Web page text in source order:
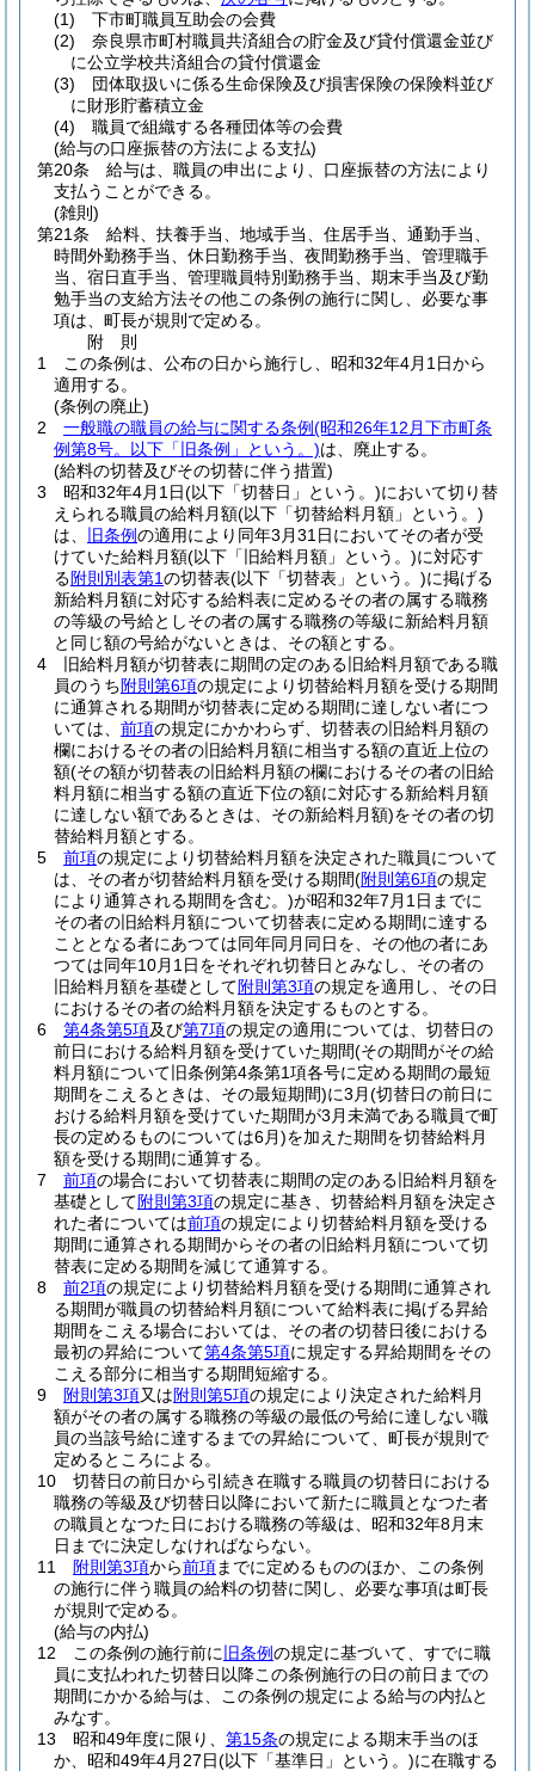
(1)
下市町職員互助会の会費
(2)
奈良県市町村職員共済組合の貯金及び貸付償還金並び
に公立学校共済組合の貸付償還金
(3)
団体取扱いに係る生命保険及び損害保険の保険料並び
に財形貯蓄積立金
(4)
職員で組織する各種団体等の会費
(給与の口座振替の方法による支払)
第20条
給与は、職員の申出により、口座振替の方法により
支払うことができる。
(雑則)
第21条
給料、扶養手当、地域手当、住居手当、通勤手当、
時間外勤務手当、休日勤務手当、夜間勤務手当、管理職手
当、宿日直手当、管理職員特別勤務手当、期末手当及び勤
勉手当の支給方法その他この条例の施行に関し、必要な事
項は、町長が規則で定める。
附 則
1
この条例は、公布の日から施行し、昭和32年4月1日から
適用する。
(条例の廃止)
2
一般職の職員の給与に関する条例(昭和26年12月下市町条
例第8号。以下「旧条例」という。)は、廃止する。
(給料の切替及びその切替に伴う措置)
3
昭和32年4月1日(以下「切替日」という。)において切り替
えられる職員の給料月額(以下「切替給料月額」という。)
は、
旧条例の適用により同年3月31日においてその者が受
けていた給料月額(以下「旧給料月額」という。)に対応す
る附則別表第1の切替表(以下「切替表」という。)に掲げる
新給料月額に対応する給料表に定めるその者の属する職務
の等級の号給としその者の属する職務の等級に新給料月額
と同じ額の号給がないときは、その額とする。
4
旧給料月額が切替表に期間の定のある旧給料月額である職
員のうち附則第6項の規定により切替給料月額を受ける期間
に通算される期間が切替表に定める期間に達しない者につ
いては、 前項の規定にかかわらず、切替表の旧給料月額の
欄におけるその者の旧給料月額に相当する額の直近上位の
額(その額が切替表の旧給料月額の欄におけるその者の旧給
料月額に相当する額の直近下位の額に対応する新給料月額
に達しない額であるときは、その新給料月額)をその者の切
替給料月額とする。
5
前項の規定により切替給料月額を決定された職員について
は、その者が切替給料月額を受ける期間(附則第6項の規定
により通算される期間を含む。)が昭和32年7月1日までに
その者の旧給料月額について切替表に定める期間に達する
こととなる者にあつては同年同月同日を、その他の者にあ
つては同年10月1日をそれぞれ切替日とみなし、その者の
旧給料月額を基礎として附則第3項の規定を適用し、その日
におけるその者の給料月額を決定するものとする。
6
第4条第5項及び第7項の規定の適用については、切替日の
前日における給料月額を受けていた期間(その期間がその給
料月額について旧条例第4条第1項各号に定める期間の最短
期間をこえるときは、その最短期間)に3月(切替日の前日に
おける給料月額を受けていた期間が3月未満である職員で町
長の定めるものについては6月)を加えた期間を切替給料月
額を受ける期間に通算する。
7
前項の場合において切替表に期間の定のある旧給料月額を
基礎として附則第3項の規定に基き、切替給料月額を決定さ
れた者については前項の規定により切替給料月額を受ける
期間に通算される期間からその者の旧給料月額について切
替表に定める期間を減じて通算する。
8
前2項の規定により切替給料月額を受ける期間に通算され
る期間が職員の切替給料月額について給料表に掲げる昇給
期間をこえる場合においては、その者の切替日後における
最初の昇給について第4条第5項に規定する昇給期間をその
こえる部分に相当する期間短縮する。
9
附則第3項又は附則第5項の規定により決定された給料月
額がその者の属する職務の等級の最低の号給に達しない職
員の当該号給に達するまでの昇給について、町長が規則で
定めるところによる。
10
切替日の前日から引続き在職する職員の切替日における
職務の等級及び切替日以降において新たに職員となつた者
の職員となつた日における職務の等級は、昭和32年8月末
日までに決定しなければならない。
11
附則第3項から前項までに定めるもののほか、この条例
の施行に伴う職員の給料の切替に関し、必要な事項は町長
が規則で定める。
(給与の内払)
12
この条例の施行前に 旧条例の規定に基づいて、すでに職
員に支払われた切替日以降この条例施行の日の前日までの
期間にかかる給与は、この条例の規定による給与の内払と
みなす。
13
昭和49年度に限り、 第15条の規定による期末手当のほ
か、昭和49年4月27日(以下「基準日」という。)に在職する